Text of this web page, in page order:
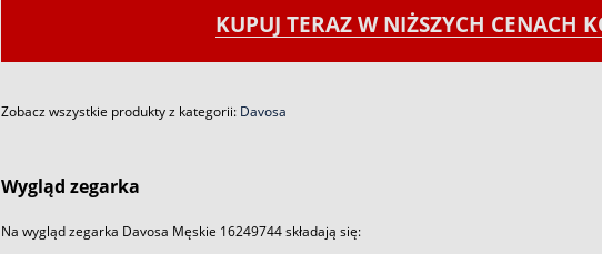
KUPUJ TERAZ W NIŻSZYCH CENACH
Zobacz wszystkie produkty z kategorii: Davosa
Wygląd zegarka
Na wygląd zegarka Davosa Męskie 16249744 składają się: